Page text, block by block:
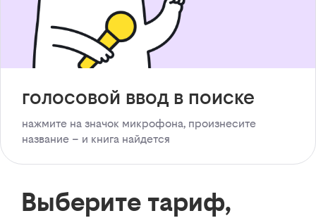
голосовой ввод в поиске
нажмите на значок микрофона, произнесите
название – и книга найдется
Выберите тариф,